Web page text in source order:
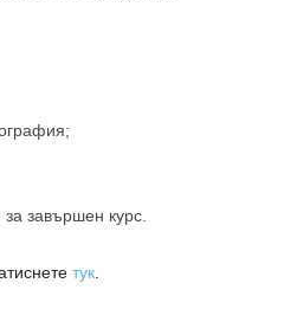
за завършен курс.
тук.